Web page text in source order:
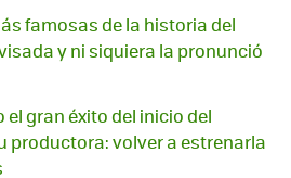
famosas de la historia del
y ni siquiera la pronunció
gran éxito del inicio del
productora: volver a estrenarla